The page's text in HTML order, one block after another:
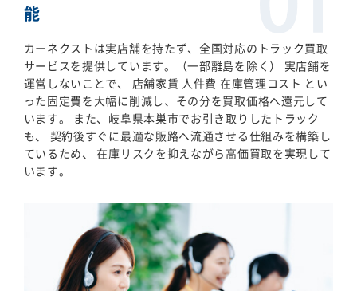
能
カーネクストは実店舗を持たず、全国対応のトラック買取
サービスを提供しています。（一部離島を除く） 実店舗を
運営しないことで、 店舗家賃 人件費 在庫管理コスト とい
った固定費を大幅に削減し、その分を買取価格へ還元して
います。 また、岐阜県本巣市でお引き取りしたトラック
も、 契約後すぐに最適な販路へ流通させる仕組みを構築し
ているため、 在庫リスクを抑えながら高価買取を実現して
います。